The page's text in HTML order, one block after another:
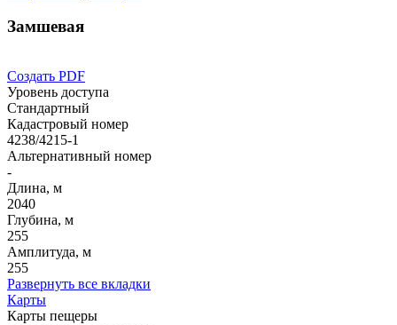
Замшевая
Создать PDF
Уровень доступа
Стандартный
Кадастровый номер
4238/4215-1
Альтернативный номер
-
Длина, м
2040
Глубина, м
255
Амплитуда, м
255
Развернуть все вкладки
Карты
Карты пещеры